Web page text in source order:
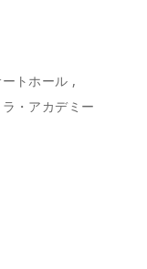
トホール
・アカデミー